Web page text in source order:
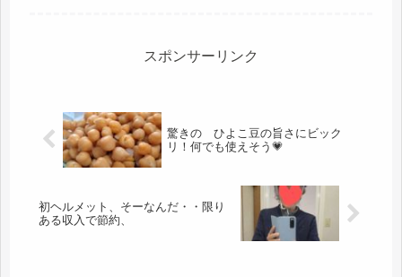
で、リー...
スポンサーリンク
驚きの ひよこ豆の旨さにビック
リ！何でも使えそう💗
初ヘルメット、そーなんだ・・限り
ある収入で節約、